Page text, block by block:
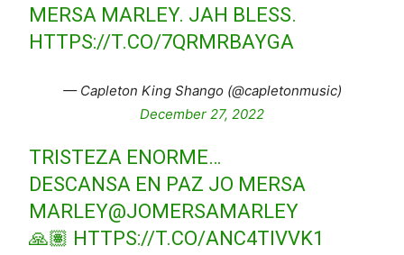
MERSA MARLEY. JAH BLESS.
HTTPS://T.CO/7QRMRBAYGA
— Capleton King Shango (@capletonmusic)
December 27, 2022
TRISTEZA ENORME…
DESCANSA EN PAZ JO MERSA
MARLEY@JOMERSAMARLEY
🙏🏽 HTTPS://T.CO/ANC4TIVVK1